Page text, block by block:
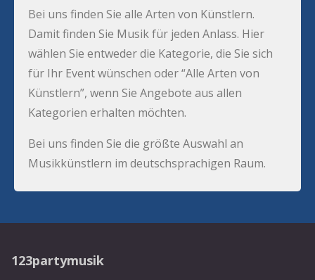
Bei uns finden Sie alle Arten von Künstlern.
Damit finden Sie Musik für jeden Anlass. Hier
wählen Sie entweder die Kategorie, die Sie sich
für Ihr Event wünschen oder “Alle Arten von
Künstlern”, wenn Sie Angebote aus allen
Kategorien erhalten möchten.
Bei uns finden Sie die größte Auswahl an
Musikkünstlern im deutschsprachigen Raum.
123partymusik